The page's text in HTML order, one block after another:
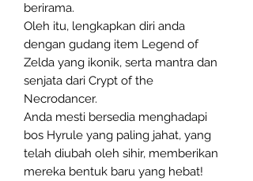
berirama.
Oleh itu, lengkapkan diri anda
dengan gudang item Legend of
Zelda yang ikonik, serta mantra dan
senjata dari Crypt of the
Necrodancer.
Anda mesti bersedia menghadapi
bos Hyrule yang paling jahat, yang
telah diubah oleh sihir, memberikan
mereka bentuk baru yang hebat!